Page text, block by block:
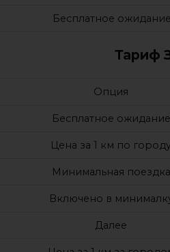
Бесплатное ожидание
Тариф
Опция
Бесплатное ожидание
Цена за 1 км по
Минимальная поездка
Включено в
Далее